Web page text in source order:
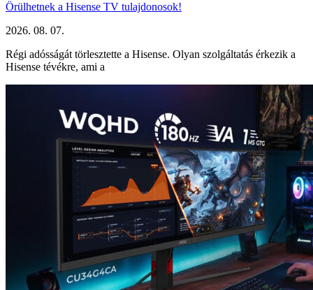
Örülhetnek a Hisense TV tulajdonosok!
2026. 08. 07.
Régi adósságát törlesztette a Hisense. Olyan szolgáltatás érkezik a
Hisense tévékre, ami a